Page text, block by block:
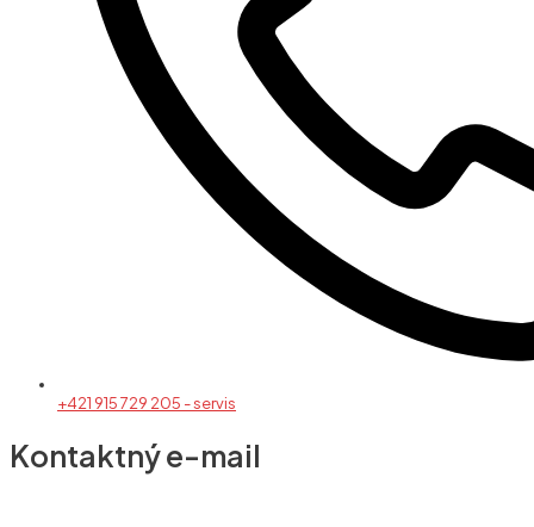
+421 915 729 205 - servis
Kontaktný e-mail